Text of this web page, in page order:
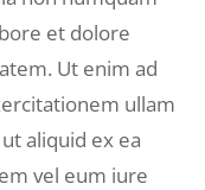
et dolore
Ut enim ad
ullam
aliquid ex ea
vel eum iure